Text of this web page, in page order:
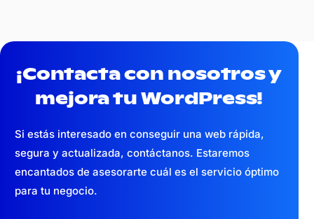
¡Contacta con nosotros y
mejora tu WordPress!
Si estás interesado en conseguir una web rápida,
segura y actualizada, contáctanos. Estaremos
encantados de asesorarte cuál es el servicio óptimo
para tu negocio.